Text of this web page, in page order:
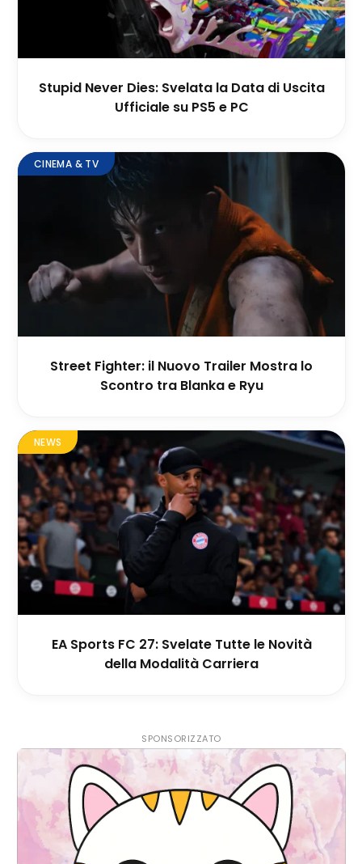
Stupid Never Dies: Svelata la Data di Uscita
Ufficiale su PS5 e PC
CINEMA & TV
Street Fighter: il Nuovo Trailer Mostra lo
Scontro tra Blanka e Ryu
NEWS
EA Sports FC 27: Svelate Tutte le Novità
della Modalità Carriera
SPONSORIZZATO